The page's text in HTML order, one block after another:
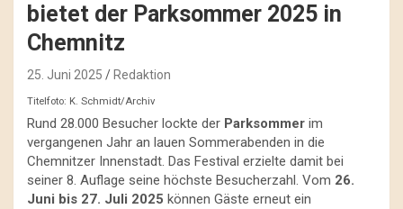
bietet der Parksommer 2025 in
Chemnitz
25. Juni 2025 Redaktion
Titelfoto: K. Schmidt/Archiv
Rund 28.000 Besucher lockte der Parksommer im
vergangenen Jahr an lauen Sommerabenden in die
Chemnitzer Innenstadt. Das Festival erzielte damit bei
seiner 8. Auflage seine höchste Besucherzahl. Vom 26.
Juni bis 27. Juli 2025 können Gäste erneut ein